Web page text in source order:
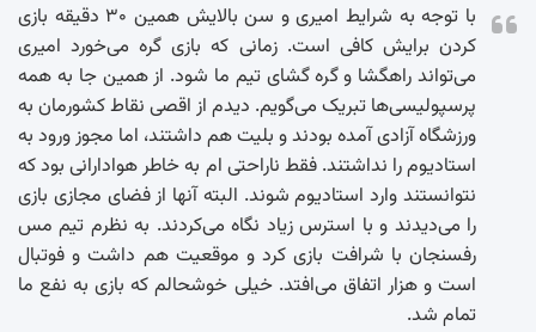
با توجه به شرایط امیری و سن بالایش همین ۳۰ دقیقه بازی
کردن برایش کافی است. زمانی که بازی گره می‌خورد امیری
می‌تواند راهگشا و گره گشای تیم ما شود. از همین جا به همه
پرسپولیسی‌ها تبریک می‌گویم. دیدم از اقصی نقاط کشورمان به
ورزشگاه آزادی آمده بودند و بلیت هم داشتند، اما مجوز ورود به
استادیوم را نداشتند. فقط ناراحتی ام به خاطر هوادارانی بود که
نتوانستند وارد استادیوم شوند. البته آنها از فضای مجازی بازی
را می‌دیدند و با استرس زیاد نگاه می‌کردند. به نظرم تیم مس
رفسنجان با شرافت بازی کرد و موقعیت هم داشت و فوتبال
است و هزار اتفاق می‌افتد. خیلی خوشحالم که بازی به نفع ما
تمام شد.